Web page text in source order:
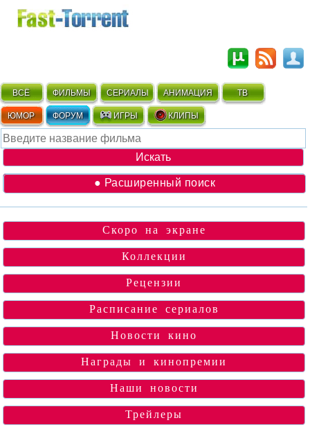
ВСЁ ФИЛЬМЫ СЕРИАЛЫ АНИМАЦИЯ ТВ
ЮМОР ФОРУМ ИГРЫ КЛИПЫ
● Расширенный поиск
Скоро на экране
Коллекции
Рецензии
Расписание сериалов
Новости кино
Награды и кинопремии
Наши новости
Трейлеры